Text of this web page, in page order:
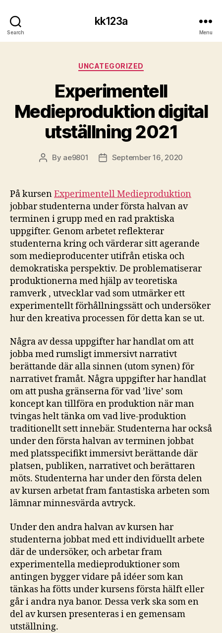
Search
kk123a
Menu
Categories
UNCATEGORIZED
Experimentell
Medieproduktion digital
utställning 2021
Post
By ae9801
PostSeptember 16, 2020
På kursenExperimentell Medieproduktion
jobbar studenterna under första halvan av
terminen i grupp med en rad praktiska
uppgifter. Genom arbetet reflekterar
studenterna kring och värderar sitt agerande
som medieproducenter utifrån etiska och
demokratiska perspektiv. De problematiserar
produktionerna med hjälp av teoretiska
ramverk , utvecklar vad som utmärker ett
experimentellt förhållningssätt och undersöker
hur den kreativa processen för detta kan se ut.
Några av dessa uppgifter har handlat om att
jobba med rumsligt immersivt narrativt
berättande där alla sinnen (utom synen) för
narrativet framåt. Några uppgifter har handlat
om att pusha gränserna för vad ’live’ som
koncept kan tillföra en produktion när man
tvingas helt tänka om vad live-produktion
traditionellt sett innebär. Studenterna har också
under den första halvan av terminen jobbat
med platsspecifikt immersivt berättande där
platsen, publiken, narrativet och berättaren
möts. Studenterna har under den första delen
av kursen arbetat fram fantastiska arbeten som
lämnar minnesvärda avtryck.
Under den andra halvan av kursen har
studenterna jobbat med ett individuellt arbete
där de undersöker, och arbetar fram
experimentella medieproduktioner som
antingen bygger vidare på idéer som kan
tänkas ha fötts under kursens första hälft eller
går i andra nya banor. Dessa verk ska som en
del av kursen presenteras i en gemensam
utställning.